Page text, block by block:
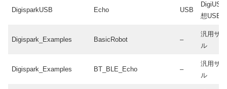
DigisparkUSB Echo USB
想USB)
Digispark_Examples BasicRobot –
汎用サ
ル
Digispark_Examples BT_BLE_Echo –
汎用サ
ル